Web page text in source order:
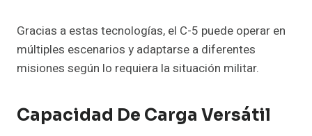
Gracias a estas tecnologías, el C-5 puede operar en
múltiples escenarios y adaptarse a diferentes
misiones según lo requiera la situación militar.
Capacidad De Carga Versátil